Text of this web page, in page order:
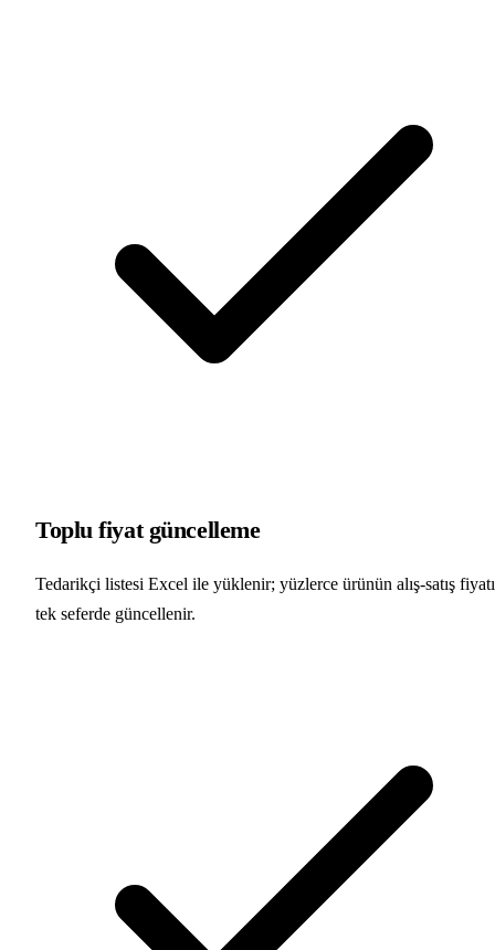
Toplu fiyat güncelleme
Tedarikçi listesi Excel ile yüklenir; yüzlerce ürünün alış-satış fiyatı
tek seferde güncellenir.